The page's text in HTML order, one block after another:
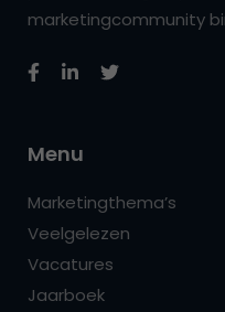
marketingcommunity
Menu
Marketingthema’s
Veelgelezen
Vacatures
Jaarboek